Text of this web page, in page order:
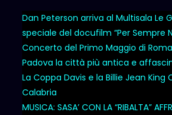
Dan Peterson arriva al Multisala Le
speciale del docufilm “Per Sempre
Concerto del Primo Maggio di Roma
Padova la città più antica e
La Coppa Davis e la Billie Jean King
Calabria
MUSICA: SASA’ CON LA “RIBALTA”